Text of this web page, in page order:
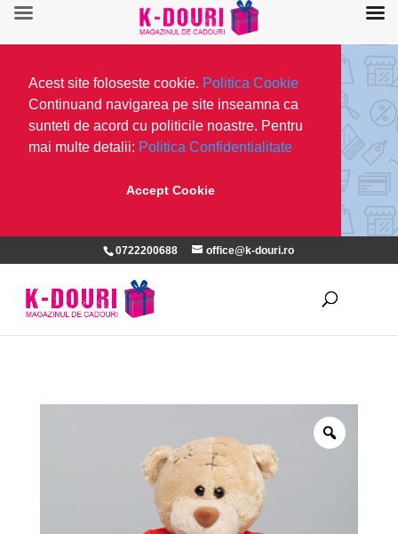
Acest site foloseste cookie. Politica Cookie
Continuand navigarea pe site inseamna ca
sunteti de acord cu politicile noastre. Pentru
mai multe detalii: Politica Confidentialitate
Accept Cookie
0722200688 office@k-douri.ro